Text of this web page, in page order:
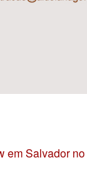
em Salvador